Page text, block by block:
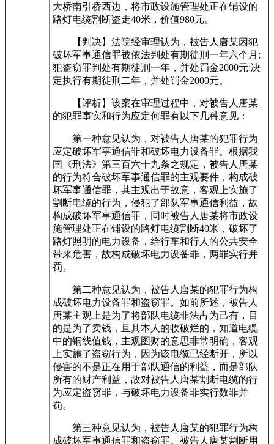
大桥南引桥西边，将市政设施管理处正在铺设的
路灯电缆割断盗走40米，价值980元。
【判决】法院经审理认为，被告人唐某因犯
破坏军事通信罪被依法判处有期徒刑一年六个月;
犯盗窃罪判处有期徒刑一年，并处罚金2000元;决
定执行有期徒刑二年，并处罚金2000元。
【评析】该案在审理过程中，对被告人唐某
的犯罪事实和行为应定何罪有以下几种意见：
第一种意见认为，对被告人唐某的犯罪行为
应定破坏军事通信罪和破坏电力设备罪。根据我
国《刑法》第三百六十九条之规定，被告人唐某
的行为符合破坏军事通信罪的主观要件，构成破
坏军事通信罪，其主观出于故意，客观上实施了
割断电缆的行为，侵犯了部队军事通信利益，故
构成破坏军事通信罪，同时被告人唐某将市政设
施管理处正在铺设的路灯电缆割断40米，破坏了
路灯照明的电力设备，给行车和行人的公共安全
带来危害，故构成破坏电力设备罪，两罪实行并
罚。
第二种意见认为，被告人唐某的犯罪行为构
成破坏电力设备罪和盗窃罪。如前所述，被告人
唐某主观上是为了将部队电缆非法占为己有，目
的是为了卖钱，且其本人的收破烂的，知道电缆
中的铜线值钱，主观图财的意思非常明确，客观
上实施了盗窃行为，因为该电缆已经断开，所以
侵害的不是正在用于部队通信的利益，而是部队
所有的财产利益，故对被告人唐某割断电缆的行
为应定盗窃罪，与破坏电力设备罪实行数罪并
罚。
第三种意见认为，被告人唐某的犯罪行为构
成破坏军事通信罪和盗窃罪。被告人唐某割断用